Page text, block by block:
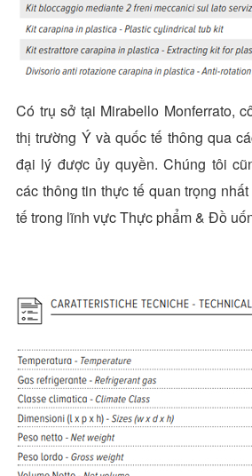
Có trụ sở tại Mirabello Monferrato,
thị trường Ý và quốc tế thông qua
đại lý được ủy quyền. Chúng tôi
các thông tin thực tế quan trọng
tế trong lĩnh vực Thực phẩm & Đồ